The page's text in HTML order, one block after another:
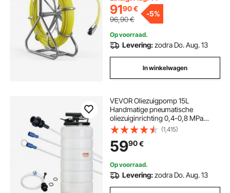
installatiebuizen, niet-geleidend
9190€
96,90€
-5%
Op voorraad.
Levering:zodra Do. Aug. 13
In winkelwagen
VEVOR Oliezuigpomp 15L
Handmatige pneumatische
oliezuiginrichting 0,4-0,8 MPa
Olieverversingspomp
Autozuigpomp Handpomp
Vloeistofzuigpomp Geschikt voor
het aanzuigen van motorolie,
versnellingsbakolie, remvloeistof
(1,415)
5990€
Op voorraad.
Levering:zodra Do. Aug. 13